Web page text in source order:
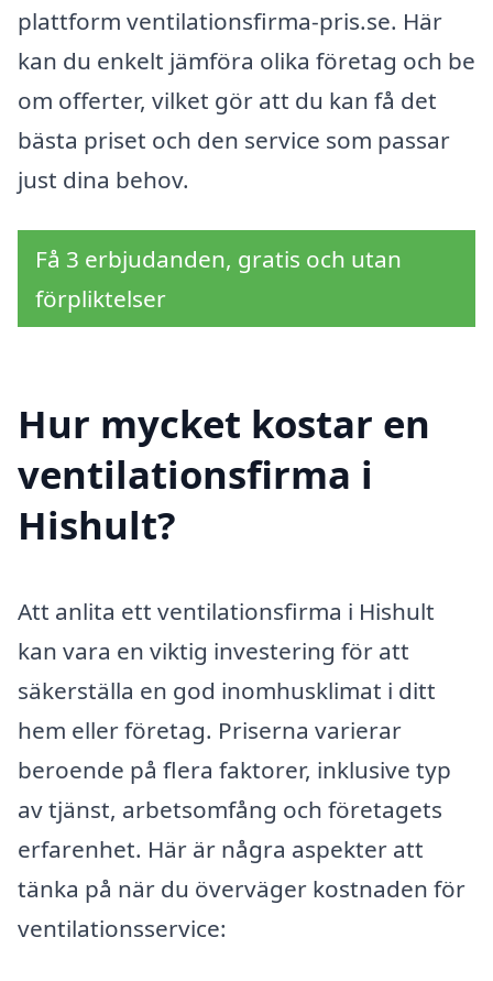
plattform ventilationsfirma-pris.se. Här
kan du enkelt jämföra olika företag och be
om offerter, vilket gör att du kan få det
bästa priset och den service som passar
just dina behov.
Få 3 erbjudanden, gratis och utan
förpliktelser
Hur mycket kostar en
ventilationsfirma i
Hishult?
Att anlita ett ventilationsfirma i Hishult
kan vara en viktig investering för att
säkerställa en god inomhusklimat i ditt
hem eller företag. Priserna varierar
beroende på flera faktorer, inklusive typ
av tjänst, arbetsomfång och företagets
erfarenhet. Här är några aspekter att
tänka på när du överväger kostnaden för
ventilationsservice: